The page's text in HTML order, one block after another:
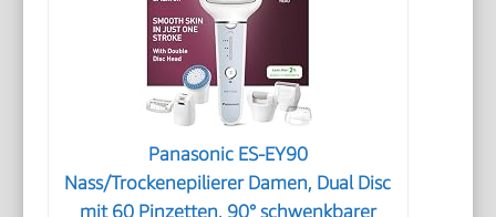
Panasonic ES-EY90
Nass/Trockenepilierer Damen, Dual Disc
mit 60 Pinzetten, 90° schwenkbarer